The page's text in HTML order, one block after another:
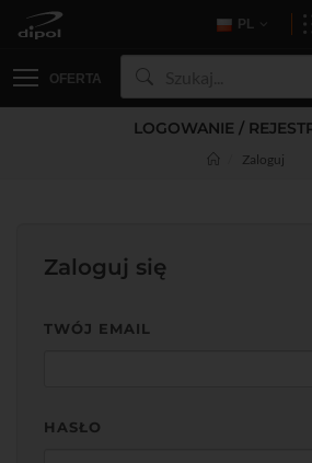
PL
OFERTA
LOGOWANIE /
Zaloguj
Zaloguj się
TWÓJ EMAIL
HASŁO